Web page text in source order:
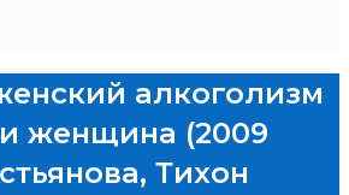
алкоголизм
женщина (2009
Тихон